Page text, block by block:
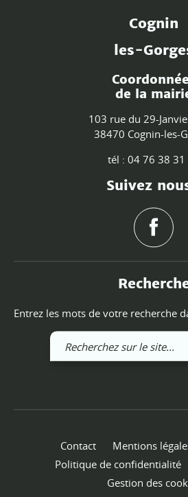
Cognin
les-
de la
103 rue du 29-
38470 Cognin-les-
tél : 04 76 38 31
Suivez
Entrez les mots de votre recherche
Recherchez
sur
Contact
Mentions
Politique de confidentialité
Gestion des